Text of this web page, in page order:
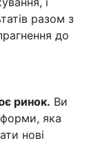
разом з
до
ринок. Ви
яка
нові